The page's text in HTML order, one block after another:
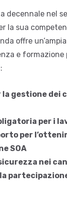
decennale nel
la sua
offre
e formazione
la gestione dei
per i
per
SOA
nei